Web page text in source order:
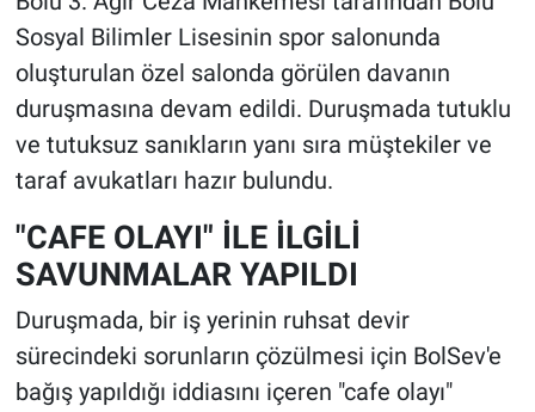
Sosyal Bilimler Lisesinin spor salonunda
oluşturulan özel salonda görülen davanın
duruşmasına devam edildi. Duruşmada tutuklu
ve tutuksuz sanıkların yanı sıra müştekiler ve
taraf avukatları hazır bulundu.
"CAFE OLAYI" İLE İLGİLİ
SAVUNMALAR YAPILDI
Duruşmada, bir iş yerinin ruhsat devir
sürecindeki sorunların çözülmesi için BolSev'e
bağış yapıldığı iddiasını içeren "cafe olayı"